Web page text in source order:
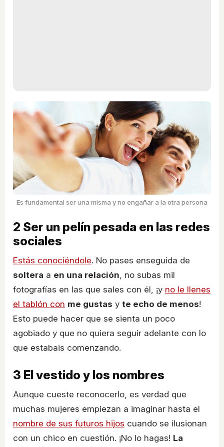
Es fundamental ser una misma y no engañar a la otra persona
2 Ser un pelín pesada en las redes
sociales
Estás conociéndole. No pases enseguida de
soltera a en una relación, no subas mil
fotografías en las que sales con él, ¡y no le llenes
el tablón con me gustas y te echo de menos!
Esto puede hacer que se sienta un poco
agobiado y que no quiera seguir adelante con lo
que estabais comenzando.
3 El vestido y los nombres
Aunque cueste reconocerlo, es verdad que
muchas mujeres empiezan a imaginar hasta el
nombre de sus futuros hijos cuando se ilusionan
con un chico en cuestión. ¡No lo hagas! La